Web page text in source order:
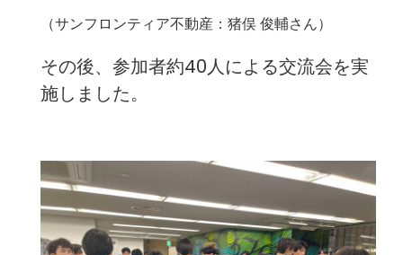
（サンフロンティア不動産：猪俣 俊輔さん）
その後、参加者約40人による交流会を実
施しました。